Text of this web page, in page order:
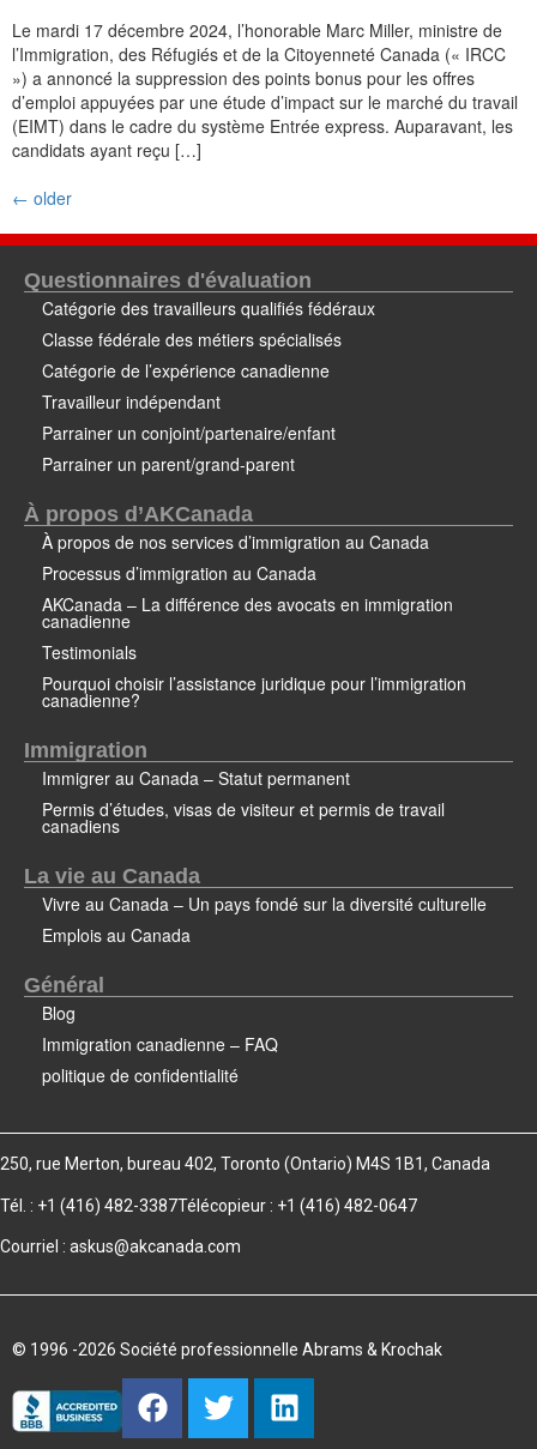
Le mardi 17 décembre 2024, l’honorable Marc Miller, ministre de
l’Immigration, des Réfugiés et de la Citoyenneté Canada (« IRCC
») a annoncé la suppression des points bonus pour les offres
d’emploi appuyées par une étude d’impact sur le marché du travail
(EIMT) dans le cadre du système Entrée express. Auparavant, les
candidats ayant reçu […]
← older
Questionnaires d'évaluation
Catégorie des travailleurs qualifiés fédéraux
Classe fédérale des métiers spécialisés
Catégorie de l’expérience canadienne
Travailleur indépendant
Parrainer un conjoint/partenaire/enfant
Parrainer un parent/grand-parent
À propos d’AKCanada
À propos de nos services d’immigration au Canada
Processus d’immigration au Canada
AKCanada – La différence des avocats en immigration
canadienne
Testimonials
Pourquoi choisir l’assistance juridique pour l’immigration
canadienne?
Immigration
Immigrer au Canada – Statut permanent
Permis d’études, visas de visiteur et permis de travail
canadiens
La vie au Canada
Vivre au Canada – Un pays fondé sur la diversité culturelle
Emplois au Canada
Général
Blog
Immigration canadienne – FAQ
politique de confidentialité
250, rue Merton, bureau 402, Toronto (Ontario) M4S 1B1, Canada
Tél. : +1 (416) 482-3387Télécopieur : +1 (416) 482-0647
Courriel : askus@akcanada.com
© 1996 -2026 Société professionnelle Abrams & Krochak